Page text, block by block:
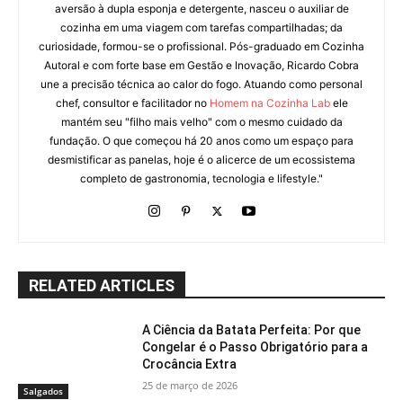
aversão à dupla esponja e detergente, nasceu o auxiliar de
cozinha em uma viagem com tarefas compartilhadas; da
curiosidade, formou-se o profissional. Pós-graduado em Cozinha
Autoral e com forte base em Gestão e Inovação, Ricardo Cobra
une a precisão técnica ao calor do fogo. Atuando como personal
chef, consultor e facilitador no Homem na Cozinha Labele
mantém seu "filho mais velho" com o mesmo cuidado da
fundação. O que começou há 20 anos como um espaço para
desmistificar as panelas, hoje é o alicerce de um ecossistema
completo de gastronomia, tecnologia e lifestyle."
RELATED ARTICLES
Salgados
A Ciência da Batata Perfeita: Por que
Congelar é o Passo Obrigatório para a
Crocância Extra
25 de março de 2026